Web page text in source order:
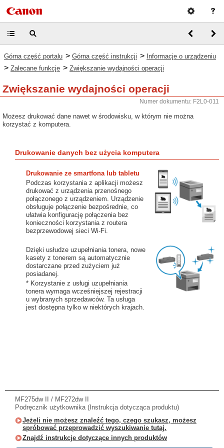
Górna część portalu > Górna część instrukcji > Informacje o urządzeniu
> Zalecane funkcje > Zwiększanie wydajności operacji
Zwiększanie wydajności operacji
Numer dokumentu: F2L0-011
Możesz drukować dane nawet w środowisku, w którym nie można
korzystać z komputera.
Drukowanie danych bez użycia komputera
Drukowanie ze smartfona lub tabletu
Podczas korzystania z aplikacji możesz
drukować z urządzenia przenośnego
połączonego z urządzeniem. Urządzenie
obsługuje połączenie bezpośrednie, co
ułatwia konfigurację połączenia bez
konieczności korzystania z routera
bezprzewodowej sieci Wi-Fi.
Dzięki usłudze uzupełniania tonera, nowe
kasety z tonerem są automatycznie
dostarczane przed zużyciem już
posiadanej.
* Korzystanie z usługi uzupełniania
tonera wymaga wcześniejszej rejestracji
u wybranych sprzedawców. Ta usługa
jest dostępna tylko w niektórych krajach.
MF275dw II / MF272dw II
Podręcznik użytkownika (Instrukcja dotycząca produktu)
Jeżeli nie możesz znaleźć tego, czego szukasz, możesz
spróbować przeprowadzić wyszukiwanie tutaj.
Znajdź instrukcje dotyczące innych produktów